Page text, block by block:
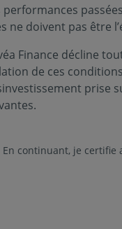
») géré
de
de
à
performances
ne doivent pas être
Finance décline
de ces
prise
En continuant, je certifie